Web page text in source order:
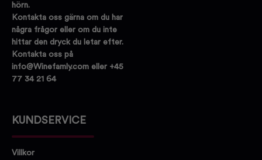
hörn.
Kontakta oss gärna om du har
några frågor eller om du inte
hittar den dryck du letar efter.
Kontakta oss på
info@Winefamly.com eller +45
77 34 21 64
KUNDSERVICE
Villkor